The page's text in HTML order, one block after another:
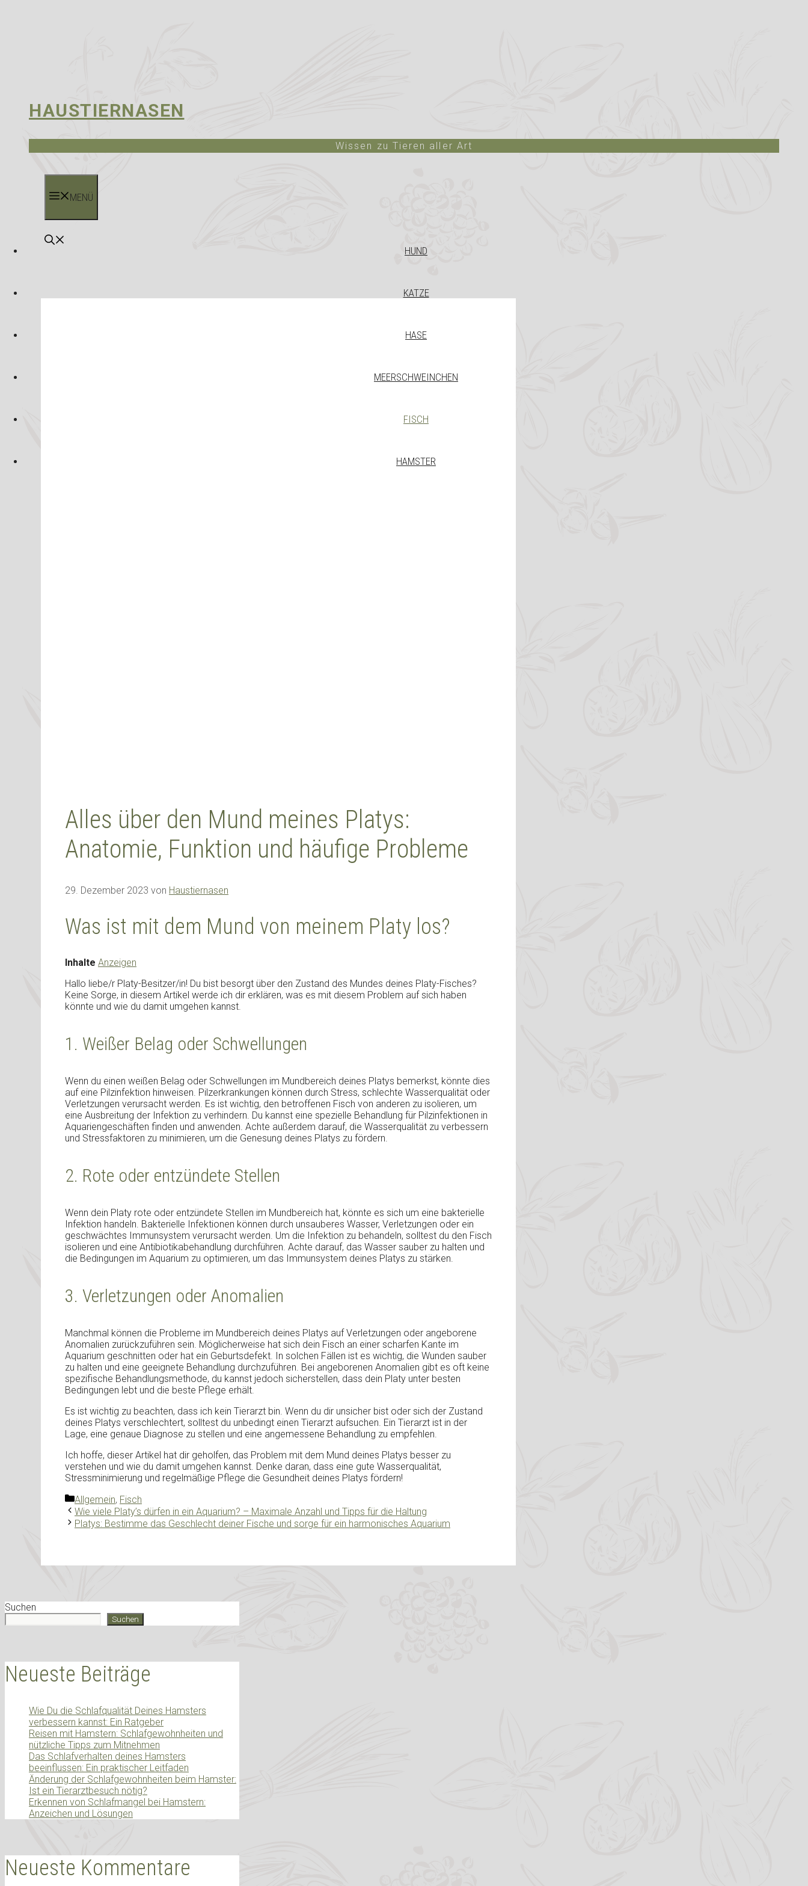
HAUSTIERNASEN
Wissen zu Tieren aller Art
MENÜ
HUND
KATZE
HASE
MEERSCHWEINCHEN
FISCH
HAMSTER
Alles über den Mund meines Platys:
Anatomie, Funktion und häufige Probleme
29. Dezember 2023 von Haustiernasen
Was ist mit dem Mund von meinem Platy los?
Inhalte Anzeigen
Hallo liebe/r Platy-Besitzer/in! Du bist besorgt über den Zustand des Mundes deines Platy-Fisches?
Keine Sorge, in diesem Artikel werde ich dir erklären, was es mit diesem Problem auf sich haben
könnte und wie du damit umgehen kannst.
1. Weißer Belag oder Schwellungen
Wenn du einen weißen Belag oder Schwellungen im Mundbereich deines Platys bemerkst, könnte dies
auf eine Pilzinfektion hinweisen. Pilzerkrankungen können durch Stress, schlechte Wasserqualität oder
Verletzungen verursacht werden. Es ist wichtig, den betroffenen Fisch von anderen zu isolieren, um
eine Ausbreitung der Infektion zu verhindern. Du kannst eine spezielle Behandlung für Pilzinfektionen in
Aquariengeschäften finden und anwenden. Achte außerdem darauf, die Wasserqualität zu verbessern
und Stressfaktoren zu minimieren, um die Genesung deines Platys zu fördern.
2. Rote oder entzündete Stellen
Wenn dein Platy rote oder entzündete Stellen im Mundbereich hat, könnte es sich um eine bakterielle
Infektion handeln. Bakterielle Infektionen können durch unsauberes Wasser, Verletzungen oder ein
geschwächtes Immunsystem verursacht werden. Um die Infektion zu behandeln, solltest du den Fisch
isolieren und eine Antibiotikabehandlung durchführen. Achte darauf, das Wasser sauber zu halten und
die Bedingungen im Aquarium zu optimieren, um das Immunsystem deines Platys zu stärken.
3. Verletzungen oder Anomalien
Manchmal können die Probleme im Mundbereich deines Platys auf Verletzungen oder angeborene
Anomalien zurückzuführen sein. Möglicherweise hat sich dein Fisch an einer scharfen Kante im
Aquarium geschnitten oder hat ein Geburtsdefekt. In solchen Fällen ist es wichtig, die Wunden sauber
zu halten und eine geeignete Behandlung durchzuführen. Bei angeborenen Anomalien gibt es oft keine
spezifische Behandlungsmethode, du kannst jedoch sicherstellen, dass dein Platy unter besten
Bedingungen lebt und die beste Pflege erhält.
Es ist wichtig zu beachten, dass ich kein Tierarzt bin. Wenn du dir unsicher bist oder sich der Zustand
deines Platys verschlechtert, solltest du unbedingt einen Tierarzt aufsuchen. Ein Tierarzt ist in der
Lage, eine genaue Diagnose zu stellen und eine angemessene Behandlung zu empfehlen.
Ich hoffe, dieser Artikel hat dir geholfen, das Problem mit dem Mund deines Platys besser zu
verstehen und wie du damit umgehen kannst. Denke daran, dass eine gute Wasserqualität,
Stressminimierung und regelmäßige Pflege die Gesundheit deines Platys fördern!
Kategorien
Allgemein, Fisch
Wie viele Platy’s dürfen in ein Aquarium? – Maximale Anzahl und Tipps für die Haltung
Platys: Bestimme das Geschlecht deiner Fische und sorge für ein harmonisches Aquarium
Suchen
Suchen
Neueste Beiträge
Wie Du die Schlafqualität Deines Hamsters
verbessern kannst: Ein Ratgeber
Reisen mit Hamstern: Schlafgewohnheiten und
nützliche Tipps zum Mitnehmen
Das Schlafverhalten deines Hamsters
beeinflussen: Ein praktischer Leitfaden
Änderung der Schlafgewohnheiten beim Hamster:
Ist ein Tierarztbesuch nötig?
Erkennen von Schlafmangel bei Hamstern:
Anzeichen und Lösungen
Neueste Kommentare